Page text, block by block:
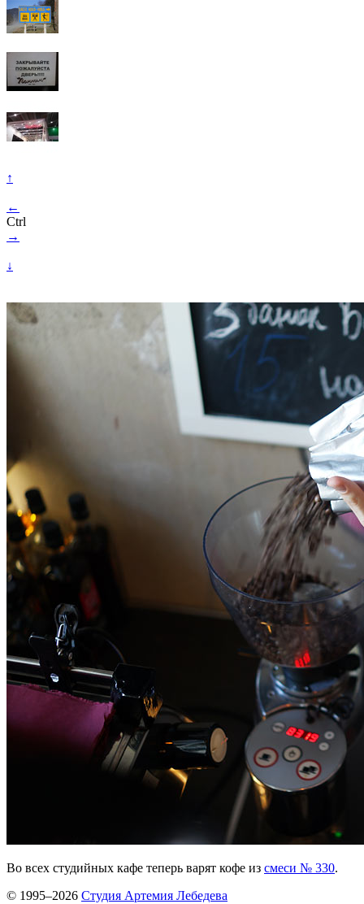
↑
←
Ctrl
→
↓
Во всех студийных кафе теперь варят кофе из смеси № 330.
© 1995–2026 Студия Артемия Лебедева